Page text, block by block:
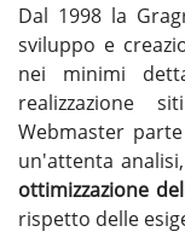
Dal 1998 la
sviluppo e
nei minimi
realizzazione
Webmaster
un'attenta
ottimizzazione
rispetto delle